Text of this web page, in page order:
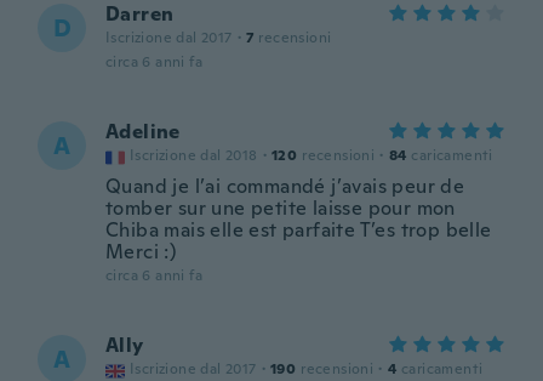
D Darren
Iscrizione dal 2017 · 7 recensioni
circa 6 anni fa
A Adeline
Iscrizione dal 2018 · 120 recensioni · 84 caricamenti
Quand je l’ai commandé j’avais peur de
tomber sur une petite laisse pour mon
Chiba mais elle est parfaite T’es trop belle
Merci :)
circa 6 anni fa
A Ally
Iscrizione dal 2017 · 190 recensioni · 4 caricamenti